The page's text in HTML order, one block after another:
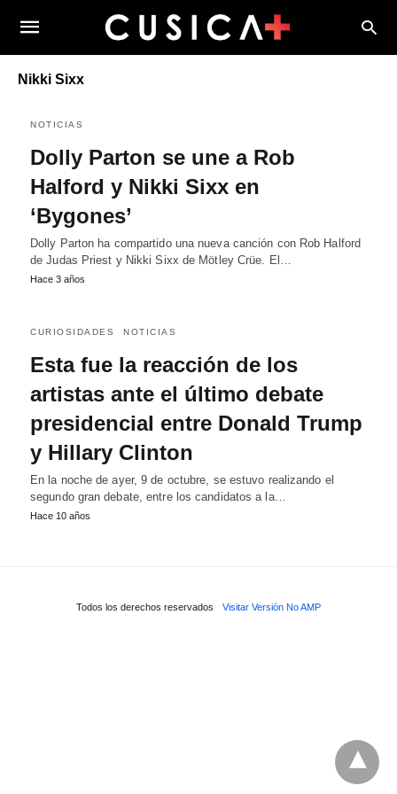
Nikki Sixx
NOTICIAS
Dolly Parton se une a Rob
Halford y Nikki Sixx en
‘Bygones’
Dolly Parton ha compartido una nueva canción con Rob Halford
de Judas Priest y Nikki Sixx de Mötley Crüe. El…
Hace 3 años
CURIOSIDADES NOTICIAS
Esta fue la reacción de los
artistas ante el último debate
presidencial entre Donald Trump
y Hillary Clinton
En la noche de ayer, 9 de octubre, se estuvo realizando el
segundo gran debate, entre los candidatos a la…
Hace 10 años
Todos los derechos reservados Visitar Versión No AMP